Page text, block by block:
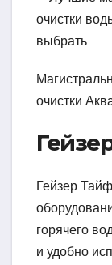
очистки
Гейзер
горячего
и удобно